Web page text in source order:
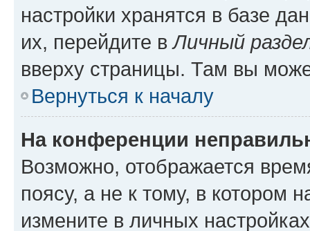
настройки хранятся в базе
их, перейдите вЛичный
вверху страницы. Там вы
Вернуться к началу
На конференции
Возможно, отображается
поясу, а не к тому, в котором
измените в личных